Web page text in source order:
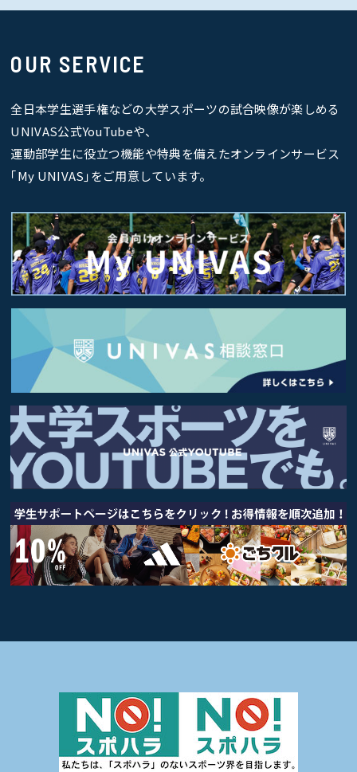
OUR SERVICE
全日本学生選手権などの大学スポーツの試合映像が楽しめる
UNIVAS公式YouTubeや、
運動部学生に役立つ機能や特典を備えたオンラインサービス
｢My UNIVAS｣をご用意しています。